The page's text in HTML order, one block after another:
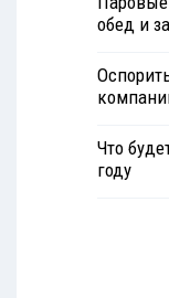
обед и
Что
году